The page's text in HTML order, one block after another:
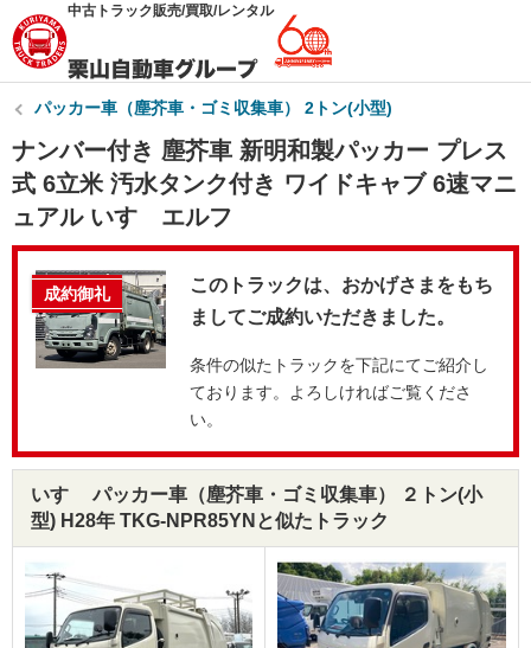
中古トラック販売/買取/レンタル
パッカー車（塵芥車・ゴミ収集車） 2トン(小型)
ナンバー付き 塵芥車 新明和製パッカー プレス
式 6立米 汚水タンク付き ワイドキャブ 6速マニ
ュアル いすゞエルフ
成約御礼
このトラックは、おかげさまをもち
ましてご成約いただきました。
条件の似たトラックを下記にてご紹介し
ております。よろしければご覧くださ
い。
いすゞ パッカー車（塵芥車・ゴミ収集車） ２トン(小
型) H28年 TKG-NPR85YNと似たトラック